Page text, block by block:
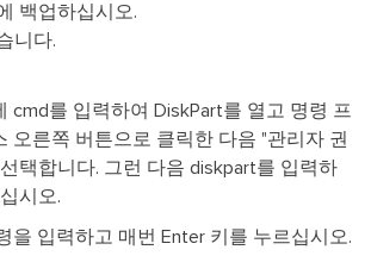
백업하십시오.
니다.
cmd를 입력하여 DiskPart를 열고 명령 프
오른쪽 버튼으로 클릭한 다음 "관리자 권
택합니다. 그런 다음 diskpart를 입력하
시오.
을 입력하고 매번 Enter 키를 누르십시오.